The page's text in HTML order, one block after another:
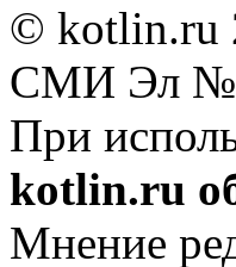
© kotlin.ru
СМИ Эл
При
kotlin.ru
Мнение